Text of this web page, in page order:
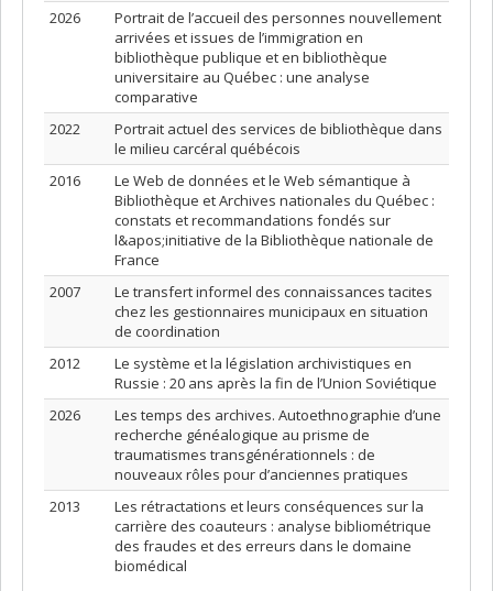
2026
Portrait de l’accueil des personnes nouvellement
arrivées et issues de l’immigration en
bibliothèque publique et en bibliothèque
universitaire au Québec : une analyse
comparative
2022
Portrait actuel des services de bibliothèque dans
le milieu carcéral québécois
2016
Le Web de données et le Web sémantique à
Bibliothèque et Archives nationales du Québec :
constats et recommandations fondés sur
l&apos;initiative de la Bibliothèque nationale de
France
2007
Le transfert informel des connaissances tacites
chez les gestionnaires municipaux en situation
de coordination
2012
Le système et la législation archivistiques en
Russie : 20 ans après la fin de l’Union Soviétique
2026
Les temps des archives. Autoethnographie d’une
recherche généalogique au prisme de
traumatismes transgénérationnels : de
nouveaux rôles pour d’anciennes pratiques
2013
Les rétractations et leurs conséquences sur la
carrière des coauteurs : analyse bibliométrique
des fraudes et des erreurs dans le domaine
biomédical